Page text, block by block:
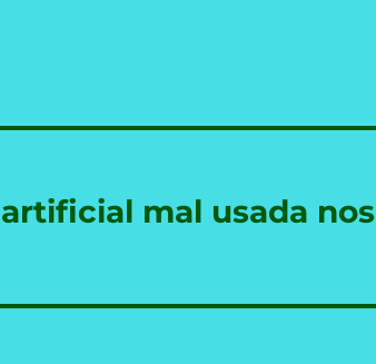
mal usada nos